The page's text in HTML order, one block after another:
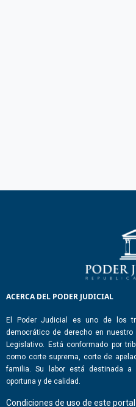
ACERCA DEL PODER JUDICIAL
El Poder Judicial es uno de los
democrático de derecho en
Legislativo. Está conformado por
como corte suprema, corte de
familia. Su labor está destinada
oportuna y de calidad.
Condiciones de uso de este portal